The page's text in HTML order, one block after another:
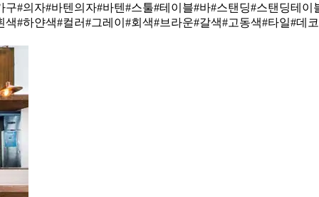
구#의자#바텐의자#바텐 #스툴#테이블#바#스탠딩#스탠딩테이
색#하얀색#컬러#그레이 #회색#브라운#갈색#고동색#타일#데